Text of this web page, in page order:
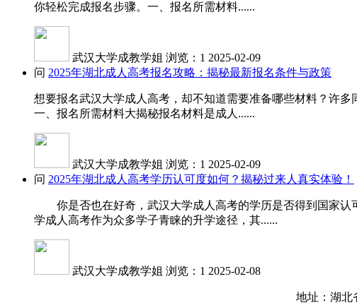
你轻松完成报名步骤。一、报名所需材料......
武汉大学成教学姐 浏览：1 2025-02-09
问 2025年湖北成人高考报名攻略：揭秘最新报名条件与政策
想要报名武汉大学成人高考，却不知道需要准备哪些材料？许
一、报名所需材料大揭秘报名材料是成人......
武汉大学成教学姐 浏览：1 2025-02-09
问 2025年湖北成人高考学历认可度如何？揭秘过来人真实体验！
你是否也在好奇，武汉大学成人高考的学历是否得到国家认
学成人高考作为众多学子青睐的升学途径，其......
武汉大学成教学姐 浏览：1 2025-02-08
地址：湖北